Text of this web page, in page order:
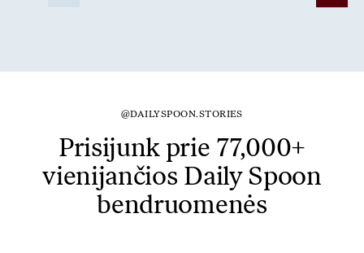
@DAILYSPOON.STORIES
Prisijunk prie 77,000+
vienijančios Daily Spoon
bendruomenės